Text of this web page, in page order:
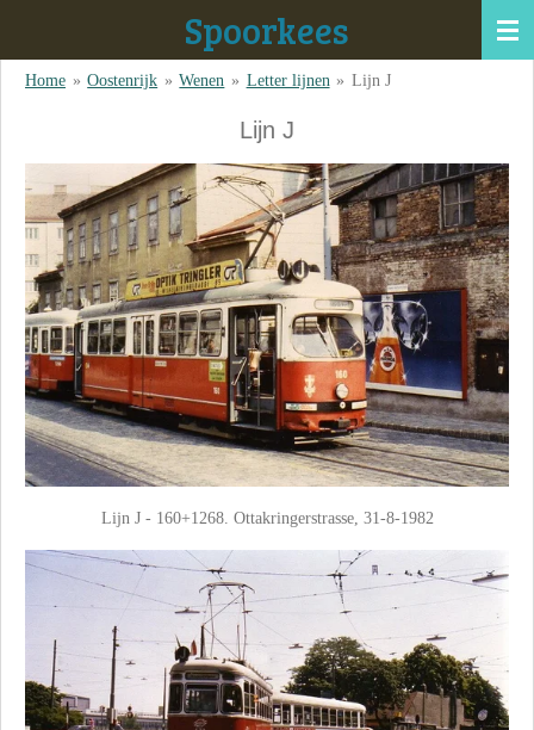
naar
Spoorkees
Home » Oostenrijk » Wenen » Letter lijnen » Lijn J
Lijn J
Lijn J - 160+1268. Ottakringerstrasse, 31-8-1982